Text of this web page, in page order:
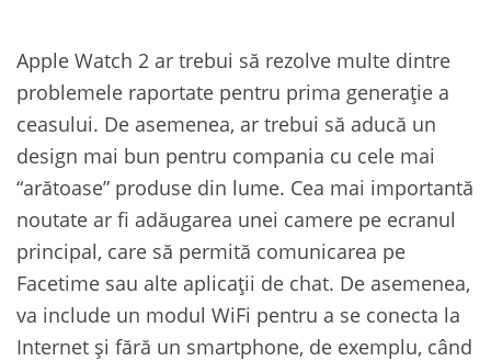
Apple Watch 2 ar trebui să rezolve multe dintre
problemele raportate pentru prima generație a
ceasului. De asemenea, ar trebui să aducă un
design mai bun pentru compania cu cele mai
“arătoase” produse din lume. Cea mai importantă
noutate ar fi adăugarea unei camere pe ecranul
principal, care să permită comunicarea pe
Facetime sau alte aplicații de chat. De asemenea,
va include un modul WiFi pentru a se conecta la
Internet și fără un smartphone, de exemplu, când